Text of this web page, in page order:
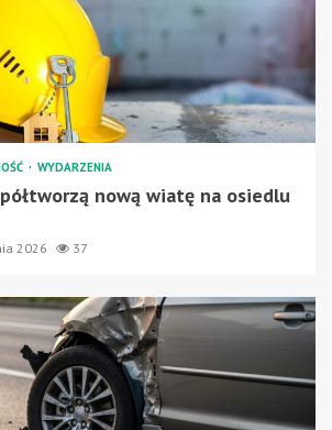
WYDARZENIA
nową wiatę na osiedlu
2026 37